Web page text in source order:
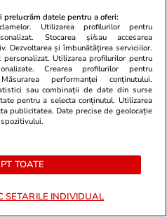
datele pentru a oferi:
Utilizarea profilurilor pentru
Stocarea și/sau accesarea
Dezvoltarea și îmbunătățirea serviciilor.
Utilizarea profilurilor pentru
Crearea profilurilor pentru
performanței conținutului.
sau combinații de date din surse
pentru a selecta conținutul. Utilizarea
publicitatea. Date precise de geolocație
TOATE
SETARILE INDIVIDUAL